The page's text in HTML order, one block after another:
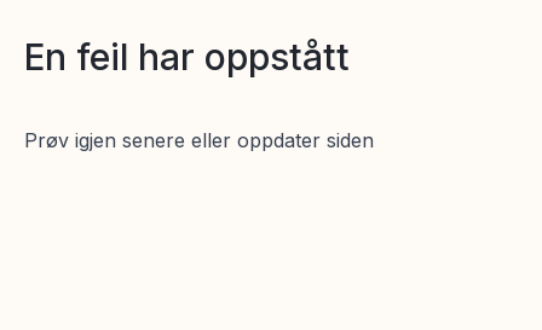
En feil har oppstått
Prøv igjen senere eller oppdater siden